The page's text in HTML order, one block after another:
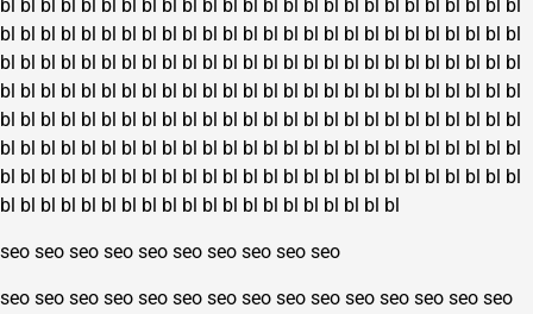
bl bl bl bl bl bl bl bl bl bl bl bl bl bl bl bl bl bl bl bl bl bl bl bl bl bl
bl bl bl bl bl bl bl bl bl bl bl bl bl bl bl bl bl bl bl bl bl bl bl bl bl bl
bl bl bl bl bl bl bl bl bl bl bl bl bl bl bl bl bl bl bl bl bl bl bl bl bl bl
bl bl bl bl bl bl bl bl bl bl bl bl bl bl bl bl bl bl bl bl bl bl bl bl bl bl
bl bl bl bl bl bl bl bl bl bl bl bl bl bl bl bl bl bl bl bl bl bl bl bl bl bl
bl bl bl bl bl bl bl bl bl bl bl bl bl bl bl bl bl bl bl bl bl bl bl bl bl bl
bl bl bl bl bl bl bl bl bl bl bl bl bl bl bl bl bl bl bl bl bl bl bl bl bl bl
bl bl bl bl bl bl bl bl bl bl bl bl bl bl bl bl bl bl bl bl
seo seo seo seo seo seo seo seo seo seo
seo seo seo seo seo seo seo seo seo seo seo seo seo seo seo